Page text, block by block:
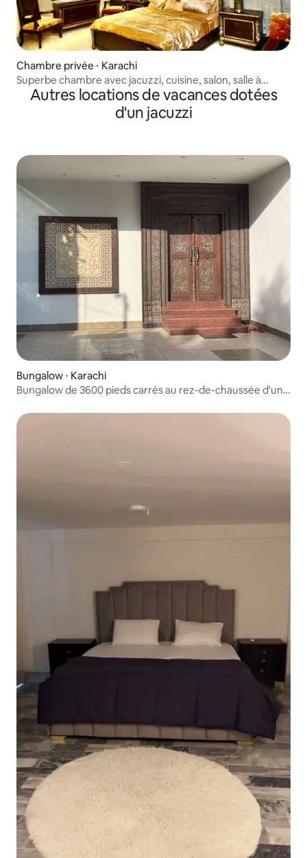
Chambre privée ⋅ Karachi
Superbe chambre avec jacuzzi, cuisine, salon, salle à
manger
Autres locations de vacances dotées
d'un jacuzzi
Bungalow ⋅ Karachi
Bungalow de 3600 pieds carrés au rez-de-chaussée d'une